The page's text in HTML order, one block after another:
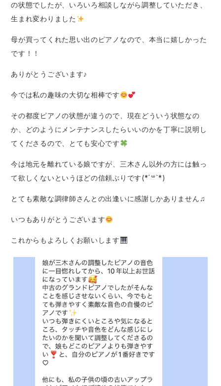
の状態でしたが、いろいろ相談しながら調整していただき、
生まれ変わりました
母が買ってくれた思い出のピアノなので、本当に嬉しかった
です！！
ありがとうございます♪
今では私の趣味の大切な相棒です
その都度ピアノの状態が違うので、現在どういう状態なの
か、どのようにメンテナンスしたらいいのかを丁寧に説明し
てくださるので、とても安心です
今は地元を離れている娘ですが、三木さん以外の方には触っ
て欲しくないというほどの信頼ぶりです(*´꒳`*)
とても素敵な調律師さんとの出逢いに感謝しかありません♫
いつもありがとうございます
これからもよろしくお願いします